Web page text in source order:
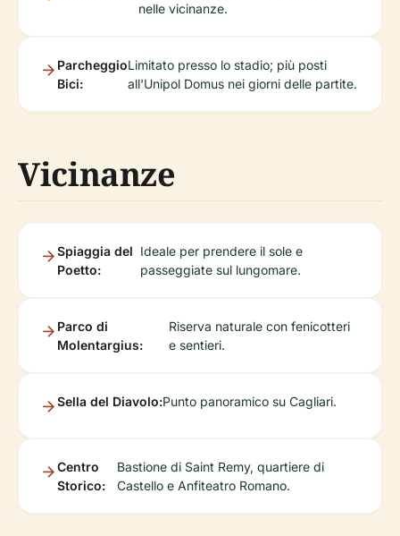
nelle vicinanze.
Parcheggio
Bici:
Limitato presso lo stadio; più posti
all'Unipol Domus nei giorni delle partite.
Vicinanze
Spiaggia del
Poetto:
Ideale per prendere il sole e
passeggiate sul lungomare.
Parco di
Molentargius:
Riserva naturale con fenicotteri
e sentieri.
Sella del Diavolo:Punto panoramico su Cagliari.
Centro
Storico:
Bastione di Saint Remy, quartiere di
Castello e Anfiteatro Romano.